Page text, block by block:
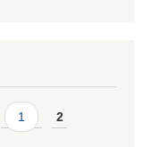
1 2